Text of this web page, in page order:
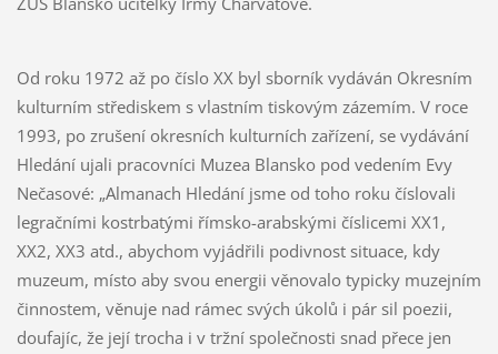
Od roku 1972 až po číslo XX byl sborník vydáván Okresním
kulturním střediskem s vlastním tiskovým zázemím. V roce
1993, po zrušení okresních kulturních zařízení, se vydávání
Hledání ujali pracovníci Muzea Blansko pod vedením Evy
Nečasové: „Almanach Hledání jsme od toho roku číslovali
legračními kostrbatými římsko-arabskými číslicemi XX1,
XX2, XX3 atd., abychom vyjádřili podivnost situace, kdy
muzeum, místo aby svou energii věnovalo typicky muzejním
činnostem, věnuje nad rámec svých úkolů i pár sil poezii,
doufajíc, že její trocha i v tržní společnosti snad přece jen